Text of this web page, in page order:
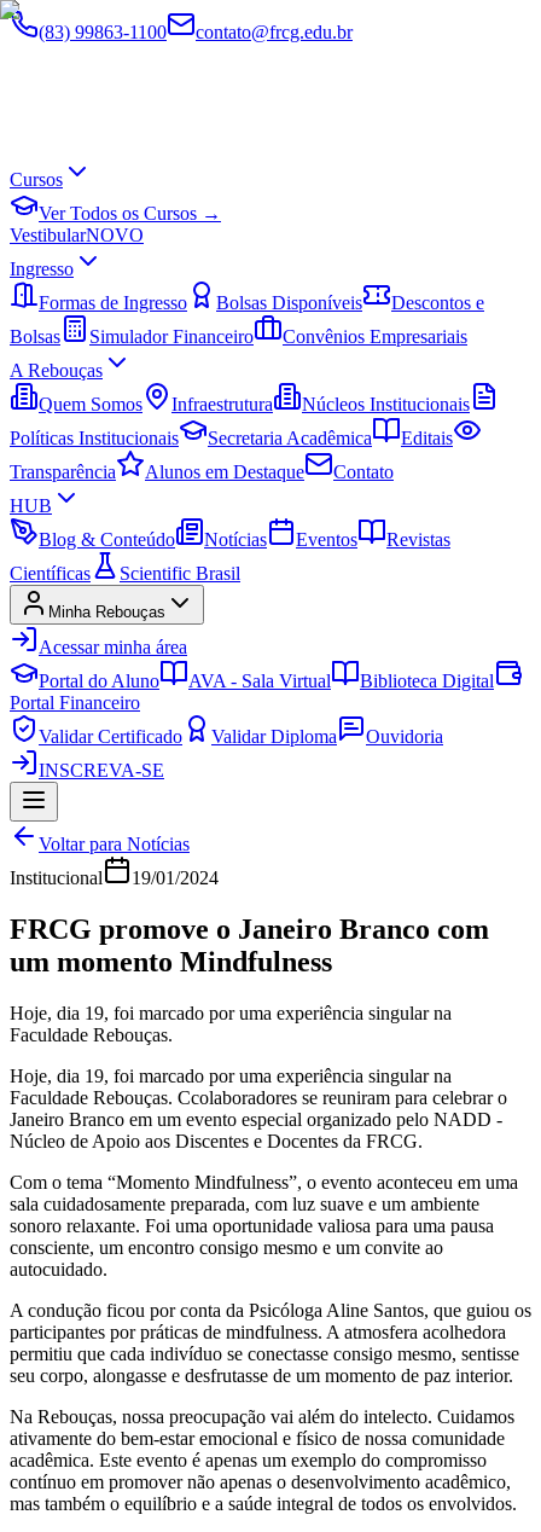
(83) 99863-1100 contato@frcg.edu.br
Cursos
Ver Todos os Cursos →
VestibularNOVO
Ingresso
Formas de Ingresso
Bolsas Disponíveis
Descontos e
Bolsas
Simulador Financeiro
Convênios Empresariais
A Rebouças
Quem Somos
Infraestrutura
Núcleos Institucionais
Políticas Institucionais
Secretaria Acadêmica
Editais
Transparência
Alunos em Destaque
Contato
HUB
Blog & Conteúdo
Notícias Eventos
Revistas
Científicas
Scientific Brasil
Minha Rebouças
Acessar minha área
Portal do Aluno
AVA - Sala Virtual
Biblioteca Digital
Portal Financeiro
Validar Certificado
Validar Diploma
Ouvidoria
INSCREVA-SE
Voltar para Notícias
Institucional
19/01/2024
FRCG promove o Janeiro Branco com
um momento Mindfulness
Hoje, dia 19, foi marcado por uma experiência singular na
Faculdade Rebouças.
Hoje, dia 19, foi marcado por uma experiência singular na
Faculdade Rebouças. Ccolaboradores se reuniram para celebrar o
Janeiro Branco em um evento especial organizado pelo NADD -
Núcleo de Apoio aos Discentes e Docentes da FRCG.
Com o tema “Momento Mindfulness”, o evento aconteceu em uma
sala cuidadosamente preparada, com luz suave e um ambiente
sonoro relaxante. Foi uma oportunidade valiosa para uma pausa
consciente, um encontro consigo mesmo e um convite ao
autocuidado.
A condução ficou por conta da Psicóloga Aline Santos, que guiou os
participantes por práticas de mindfulness. A atmosfera acolhedora
permitiu que cada indivíduo se conectasse consigo mesmo, sentisse
seu corpo, alongasse e desfrutasse de um momento de paz interior.
Na Rebouças, nossa preocupação vai além do intelecto. Cuidamos
ativamente do bem-estar emocional e físico de nossa comunidade
acadêmica. Este evento é apenas um exemplo do compromisso
contínuo em promover não apenas o desenvolvimento acadêmico,
mas também o equilíbrio e a saúde integral de todos os envolvidos.